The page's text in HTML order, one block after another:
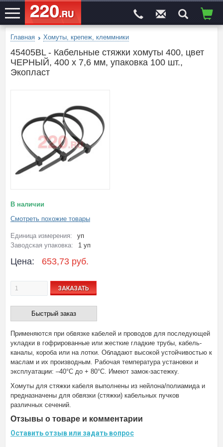
ЭЛЕКТРОСАЙТ№1
Главная Хомуты, крепеж, клеммники
45405BL - Кабельные стяжки хомуты 400, цвет
ЧЕРНЫЙ, 400 x 7,6 мм, упаковка 100 шт.,
Экопласт
В наличии
Смотреть похожие товары
Единица измерения:
уп
Заводская упаковка:
1 уп
Цена: 653,73 руб.
ЗАКАЗАТЬ
Быстрый заказ
Применяются при обвязке кабелей и проводов для последующей
укладки в гофрированные или жесткие гладкие трубы, кабель-
каналы, короба или на лотки. Обладают высокой устойчивостью к
маслам и их производным. Рабочая температура установки и
эксплуатации: –40°C до + 80°С. Имеют замок-застежку.
Хомуты для стяжки кабеля выполнены из нейлона/полиамида и
предназначены для обвязки (стяжки) кабельных пучков
различных сечений.
Отзывы о товаре и комментарии
Оставить отзыв или задать вопрос